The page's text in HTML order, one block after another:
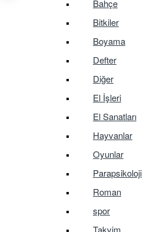
Bahçe
Bitkiler
Boyama
Defter
Diğer
El İşleri
El Sanatları
Hayvanlar
Oyunlar
Parapsikoloji
Roman
spor
Takvim